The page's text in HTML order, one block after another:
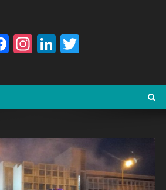
Facebook
Instagram
LinkedIn